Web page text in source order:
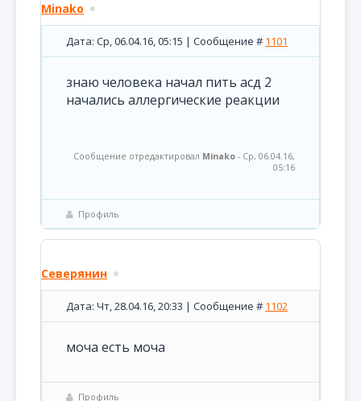
Minako
Дата: Ср, 06.04.16, 05:15 | Сообщение # 1101
знаю человека начал пить асд 2
начались аллергические реакции
Сообщение отредактировал Minako - Ср, 06.04.16,
05:16
Профиль
Северянин
Дата: Чт, 28.04.16, 20:33 | Сообщение # 1102
моча есть моча
Профиль